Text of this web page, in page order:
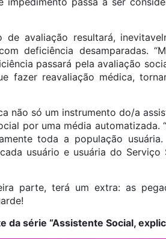
avaliação resultará,
deficiência desamparadas.
passará pela avaliação
fazer reavaliação médica,
não só um instrumento do/a
por uma média automatizada.
toda a população
usuário e usuária do
parte, terá um extra: as
série “Assistente Social,